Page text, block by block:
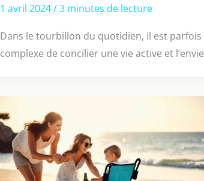
1 avril 2024/3 minutes de lecture
Dans le tourbillon du quotidien, il est parfois
complexe de concilier une vie active et l’envie